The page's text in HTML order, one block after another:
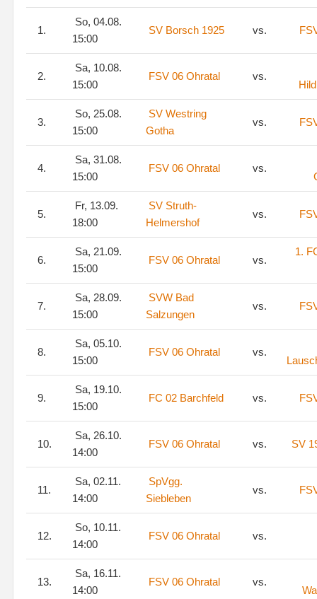
1.
So, 04.08.
15:00
SV Borsch 1925 vs.
2.
Sa, 10.08.
15:00
FSV 06 Ohratal vs.
3.
So, 25.08.
15:00
SV Westring
Gotha
vs.
4.
Sa, 31.08.
15:00
FSV 06 Ohratal vs.
5.
Fr, 13.09.
18:00
SV Struth-
Helmershof
vs.
6.
Sa, 21.09.
15:00
FSV 06 Ohratal vs.
1.
7.
Sa, 28.09.
15:00
SVW Bad
Salzungen
vs.
8.
Sa, 05.10.
15:00
FSV 06 Ohratal vs.
9.
Sa, 19.10.
15:00
FC 02 Barchfeld vs.
10.
Sa, 26.10.
14:00
FSV 06 Ohratal vs. SV
11.
Sa, 02.11.
14:00
SpVgg.
Siebleben
vs.
12.
So, 10.11.
14:00
FSV 06 Ohratal vs.
13.
Sa, 16.11.
14:00
FSV 06 Ohratal vs.